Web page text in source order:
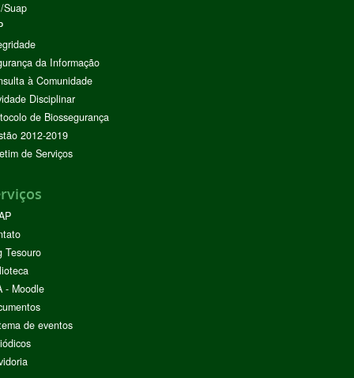
Suap
da Informação
à Comunidade
Disciplinar
de Biossegurança
2012-2019
de Serviços
Tesouro
- Moodle
de eventos